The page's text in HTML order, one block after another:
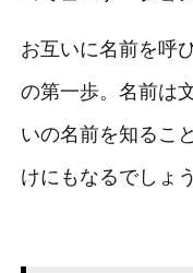
お互いに名前を呼
の第一歩。名前は
いの名前を知るこ
けにもなるでしょう